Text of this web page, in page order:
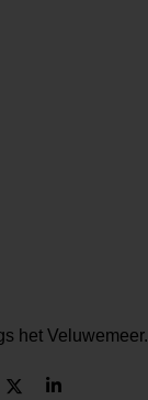
het Veluwemeer.
D S